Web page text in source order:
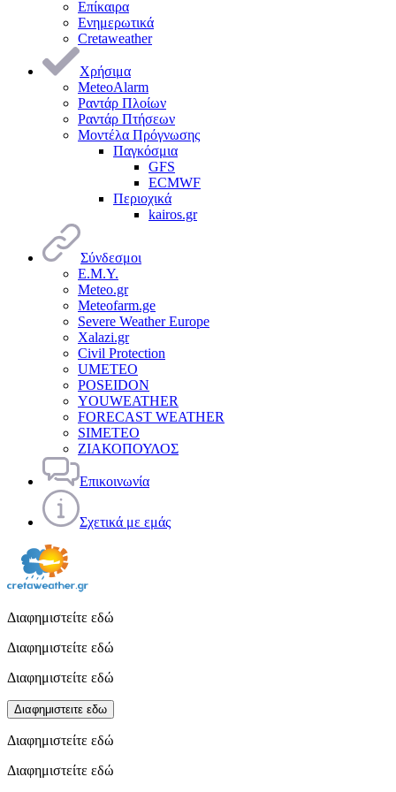
Επίκαιρα
Ενημερωτικά
Cretaweather
Χρήσιμα
MeteoAlarm
Ραντάρ Πλοίων
Ραντάρ Πτήσεων
Μοντέλα Πρόγνωσης
Παγκόσμια
GFS
ECMWF
Περιοχικά
kairos.gr
Σύνδεσμοι
Ε.Μ.Υ.
Meteo.gr
Meteofarm.ge
Severe Weather Europe
Xalazi.gr
Civil Protection
UMETEO
POSEIDON
YOUWEATHER
FORECAST WEATHER
SIMETEO
ΖΙΑΚΟΠΟΥΛΟΣ
Επικοινωνία
Σχετικά με εμάς
Διαφημιστείτε εδώ
Διαφημιστείτε εδώ
Διαφημιστείτε εδώ
Διαφημιστειτε εδω
Διαφημιστείτε εδώ
Διαφημιστείτε εδώ